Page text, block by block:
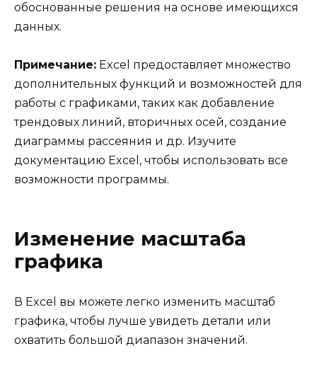
обоснованные решения на основе имеющихся
данных.
Примечание: Excel предоставляет множество
дополнительных функций и возможностей для
работы с графиками, таких как добавление
трендовых линий, вторичных осей, создание
диаграммы рассеяния и др. Изучите
документацию Excel, чтобы использовать все
возможности программы.
Изменение масштаба
графика
В Excel вы можете легко изменить масштаб
графика, чтобы лучше увидеть детали или
охватить большой диапазон значений.